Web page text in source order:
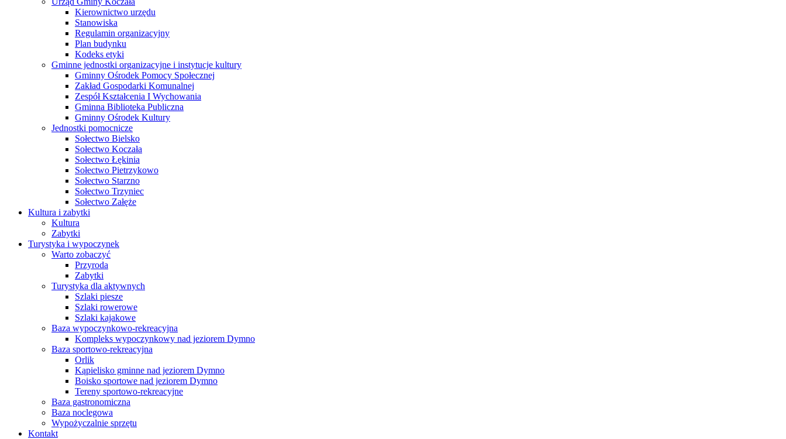
Kierownictwo urzędu
Stanowiska
Regulamin organizacyjny
Plan budynku
Kodeks etyki
Gminne jednostki organizacyjne i instytucje kultury
Gminny Ośrodek Pomocy Społecznej
Zakład Gospodarki Komunalnej
Zespół Kształcenia I Wychowania
Gminna Biblioteka Publiczna
Gminny Ośrodek Kultury
Jednostki pomocnicze
Sołectwo Bielsko
Sołectwo Koczała
Sołectwo Łękinia
Sołectwo Pietrzykowo
Sołectwo Starzno
Sołectwo Trzyniec
Sołectwo Załęże
Kultura i zabytki
Kultura
Zabytki
Turystyka i wypoczynek
Warto zobaczyć
Przyroda
Zabytki
Turystyka dla aktywnych
Szlaki piesze
Szlaki rowerowe
Szlaki kajakowe
Baza wypoczynkowo-rekreacyjna
Kompleks wypoczynkowy nad jeziorem Dymno
Baza sportowo-rekreacyjna
Orlik
Kąpielisko gminne nad jeziorem Dymno
Boisko sportowe nad jeziorem Dymno
Tereny sportowo-rekreacyjne
Baza gastronomiczna
Baza noclegowa
Wypożyczalnie sprzętu
Kontakt